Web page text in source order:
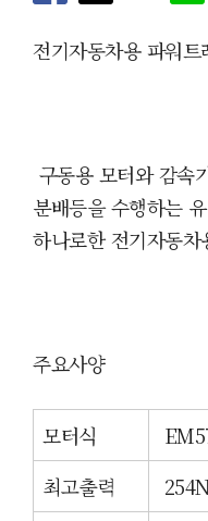
전기자동차용 파워
구동용 모터와 감속
분배등을 수행하는유
하나로한 전기자동
주요사양
모터식
최고출력
254